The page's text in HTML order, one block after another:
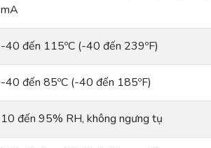
mA
-40 đến 115ºC (-40 đến 239ºF)
-40 đến 85ºC (-40 đến 185ºF)
10 đến 95% RH, không ngưng tụ